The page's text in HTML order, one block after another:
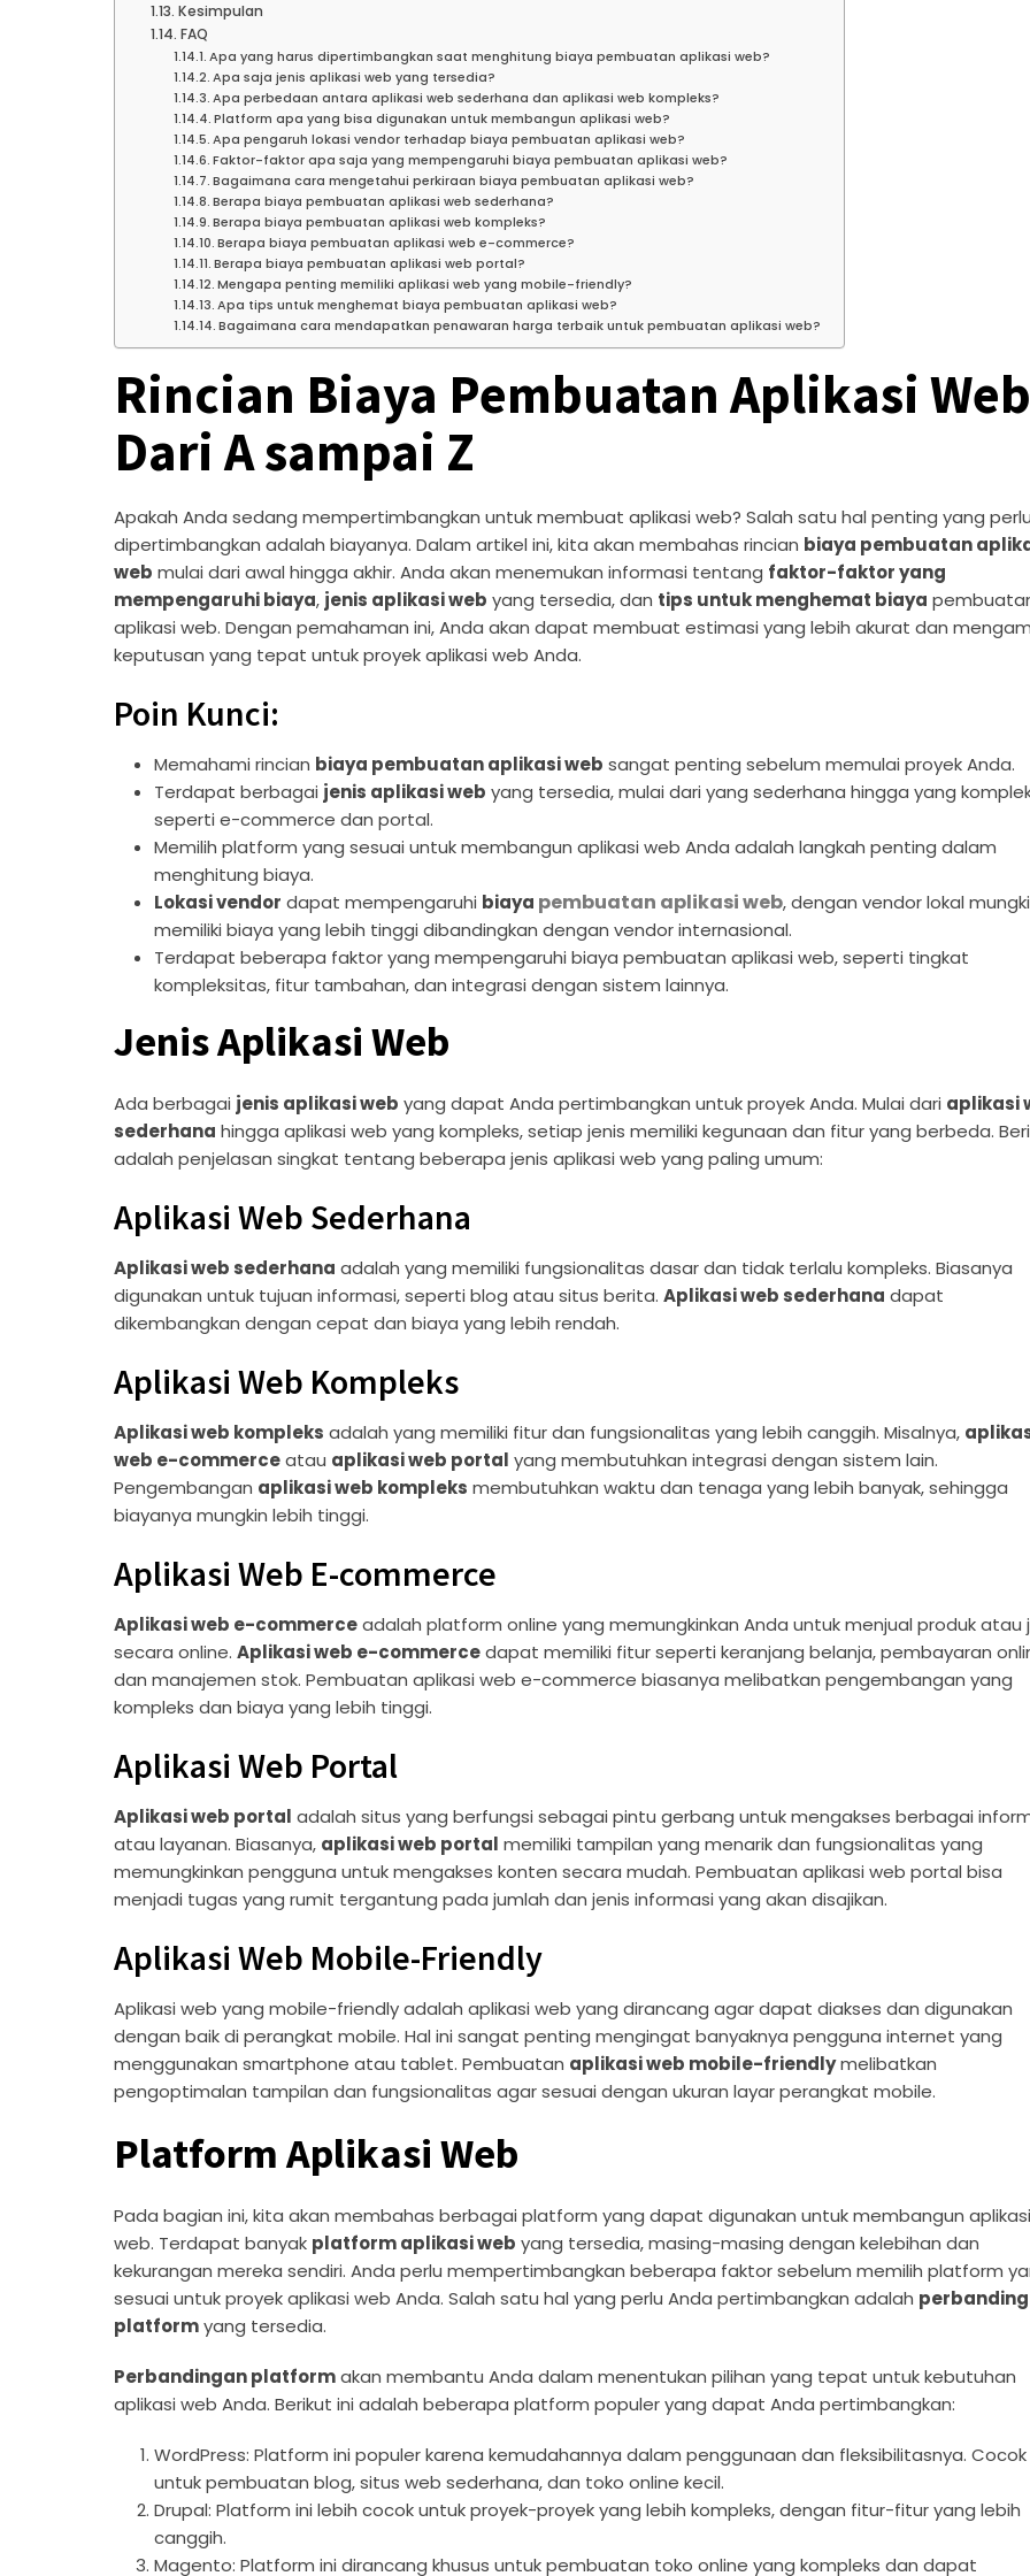
Kesimpulan
FAQ
Apa yang harus dipertimbangkan saat menghitung biaya pembuatan aplikasi web?
Apa saja jenis aplikasi web yang tersedia?
Apa perbedaan antara aplikasi web sederhana dan aplikasi web kompleks?
Platform apa yang bisa digunakan untuk membangun aplikasi web?
Apa pengaruh lokasi vendor terhadap biaya pembuatan aplikasi web?
Faktor-faktor apa saja yang mempengaruhi biaya pembuatan aplikasi web?
Bagaimana cara mengetahui perkiraan biaya pembuatan aplikasi web?
Berapa biaya pembuatan aplikasi web sederhana?
Berapa biaya pembuatan aplikasi web kompleks?
Berapa biaya pembuatan aplikasi web e-commerce?
Berapa biaya pembuatan aplikasi web portal?
Mengapa penting memiliki aplikasi web yang mobile-friendly?
Apa tips untuk menghemat biaya pembuatan aplikasi web?
Bagaimana cara mendapatkan penawaran harga terbaik untuk pembuatan aplikasi web?
Rincian Biaya Pembuatan Aplikasi
Dari A sampai Z
Apakah Anda sedang mempertimbangkan untuk membuat aplikasi web? Salah satu hal penting yang
dipertimbangkan adalah biayanya. Dalam artikel ini, kita akan membahas rincian biaya pembuatan
web mulai dari awal hingga akhir. Anda akan menemukan informasi tentang faktor-faktor yang
mempengaruhi biaya, jenis aplikasi web yang tersedia, dan tips untuk menghemat biaya
aplikasi web. Dengan pemahaman ini, Anda akan dapat membuat estimasi yang lebih akurat dan
keputusan yang tepat untuk proyek aplikasi web Anda.
Poin Kunci:
Memahami rincian biaya pembuatan aplikasi web sangat penting sebelum memulai proyek Anda.
Terdapat berbagai jenis aplikasi web yang tersedia, mulai dari yang sederhana hingga yang
seperti e-commerce dan portal.
Memilih platform yang sesuai untuk membangun aplikasi web Anda adalah langkah penting dalam
menghitung biaya.
Lokasi vendor dapat mempengaruhi biaya pembuatan aplikasi web, dengan vendor lokal
memiliki biaya yang lebih tinggi dibandingkan dengan vendor internasional.
Terdapat beberapa faktor yang mempengaruhi biaya pembuatan aplikasi web, seperti tingkat
kompleksitas, fitur tambahan, dan integrasi dengan sistem lainnya.
Jenis Aplikasi Web
Ada berbagai jenis aplikasi web yang dapat Anda pertimbangkan untuk proyek Anda. Mulai dari aplikasi
sederhana hingga aplikasi web yang kompleks, setiap jenis memiliki kegunaan dan fitur yang berbeda.
adalah penjelasan singkat tentang beberapa jenis aplikasi web yang paling umum:
Aplikasi Web Sederhana
Aplikasi web sederhana adalah yang memiliki fungsionalitas dasar dan tidak terlalu kompleks. Biasanya
digunakan untuk tujuan informasi, seperti blog atau situs berita. Aplikasi web sederhana dapat
dikembangkan dengan cepat dan biaya yang lebih rendah.
Aplikasi Web Kompleks
Aplikasi web kompleks adalah yang memiliki fitur dan fungsionalitas yang lebih canggih. Misalnya,
web e-commerceatau aplikasi web portal yang membutuhkan integrasi dengan sistem lain.
Pengembangan aplikasi web kompleks membutuhkan waktu dan tenaga yang lebih banyak, sehingga
biayanya mungkin lebih tinggi.
Aplikasi Web E-commerce
Aplikasi web e-commerceadalah platform online yang memungkinkan Anda untuk menjual produk atau
secara online. Aplikasi web e-commercedapat memiliki fitur seperti keranjang belanja, pembayaran
dan manajemen stok. Pembuatan aplikasi web e-commerce biasanya melibatkan pengembangan yang
kompleks dan biaya yang lebih tinggi.
Aplikasi Web Portal
Aplikasi web portal adalah situs yang berfungsi sebagai pintu gerbang untuk mengakses berbagai
atau layanan. Biasanya, aplikasi web portal memiliki tampilan yang menarik dan fungsionalitas yang
memungkinkan pengguna untuk mengakses konten secara mudah. Pembuatan aplikasi web portal bisa
menjadi tugas yang rumit tergantung pada jumlah dan jenis informasi yang akan disajikan.
Aplikasi Web Mobile-Friendly
Aplikasi web yang mobile-friendly adalah aplikasi web yang dirancang agar dapat diakses dan digunakan
dengan baik di perangkat mobile. Hal ini sangat penting mengingat banyaknya pengguna internet yang
menggunakan smartphone atau tablet. Pembuatan aplikasi web mobile-friendlymelibatkan
pengoptimalan tampilan dan fungsionalitas agar sesuai dengan ukuran layar perangkat mobile.
Platform Aplikasi Web
Pada bagian ini, kita akan membahas berbagai platform yang dapat digunakan untuk membangun aplikasi
web. Terdapat banyak platform aplikasi web yang tersedia, masing-masing dengan kelebihan dan
kekurangan mereka sendiri. Anda perlu mempertimbangkan beberapa faktor sebelum memilih platform
sesuai untuk proyek aplikasi web Anda. Salah satu hal yang perlu Anda pertimbangkan adalah
platformyang tersedia.
Perbandingan platformakan membantu Anda dalam menentukan pilihan yang tepat untuk kebutuhan
aplikasi web Anda. Berikut ini adalah beberapa platform populer yang dapat Anda pertimbangkan:
WordPress: Platform ini populer karena kemudahannya dalam penggunaan dan fleksibilitasnya. Cocok
untuk pembuatan blog, situs web sederhana, dan toko online kecil.
Drupal: Platform ini lebih cocok untuk proyek-proyek yang lebih kompleks, dengan fitur-fitur yang lebih
canggih.
Magento: Platform ini dirancang khusus untuk pembuatan toko online yang kompleks dan dapat